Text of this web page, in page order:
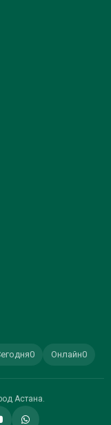
0 Онлайн0
Астана.